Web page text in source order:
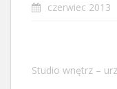
czerwiec 2013
Studio wnętrz –